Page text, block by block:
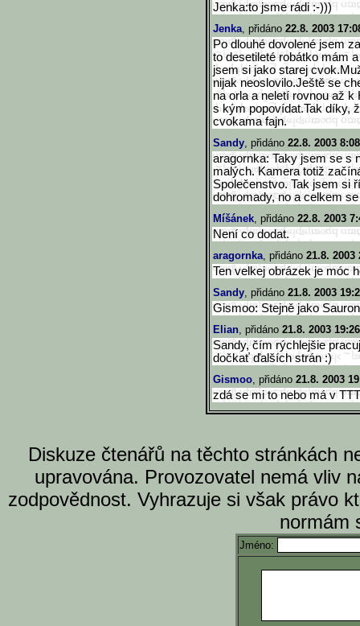
Jenka:to jsme rádi :-)))
Jenka, přidáno 22.8. 2003
Po dlouhé dovolené jsem
to desetileté robátko mám
jsem si jako starej
nijak neoslovilo.Ještě se
na orla a neletí rovnou až
s kým popovídat.Tak díky,
cvokama fajn.
Sandy, přidáno 22.8. 2003
aragornka: Taky jsem se s
malých. Kamera totiž
Společenstvo. Tak jsem si
dohromady, no a celkem
Míšánek, přidáno 22.8. 2003
Není co dodat.
aragornka, přidáno 21.8. 2003
Ten velkej obrázek je móc
Sandy, přidáno 21.8. 2003
Gismoo: Stejně jako
Elian, přidáno 21.8. 2003
Sandy, čím rýchlejšie
dočkať ďalších strán :)
Gismoo, přidáno 21.8. 2003
zdá se mi to nebo má v
Diskuze čtenářů na těchto stránkách
upravována. Provozovatel nemá vliv
zodpovědnost. Vyhrazuje si však právo
normám
Jméno: